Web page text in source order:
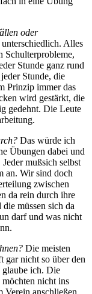
oder
Alles
Schulterprobleme,
Stunde ganz rund
Stunde, die
Prinzip immer das
wird gestärkt, die
gedehnt. Die Leute
Das würde ich
Übungen dabei und
mußsich selbst
an. Wir sind doch
zwischen
da rein durch ihre
müssen sich da
darf und was nicht
Die meisten
gar nicht so über den
glaube ich. Die
nicht ins